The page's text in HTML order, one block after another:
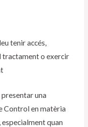
tenir accés,
tractament o exercir
una
Control en matèria
quan